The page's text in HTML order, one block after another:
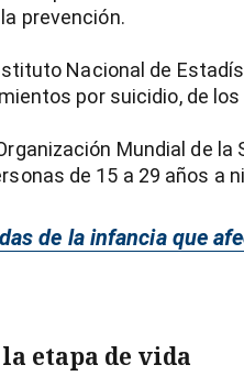
prevención.
Nacional de
por suicidio, de
Mundial de
de 15 a 29 años a
de la infancia que
etapa de vida